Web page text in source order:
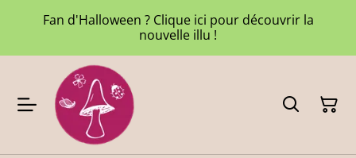
Fan d'Halloween ? Clique ici pour découvrir la
nouvelle illu !